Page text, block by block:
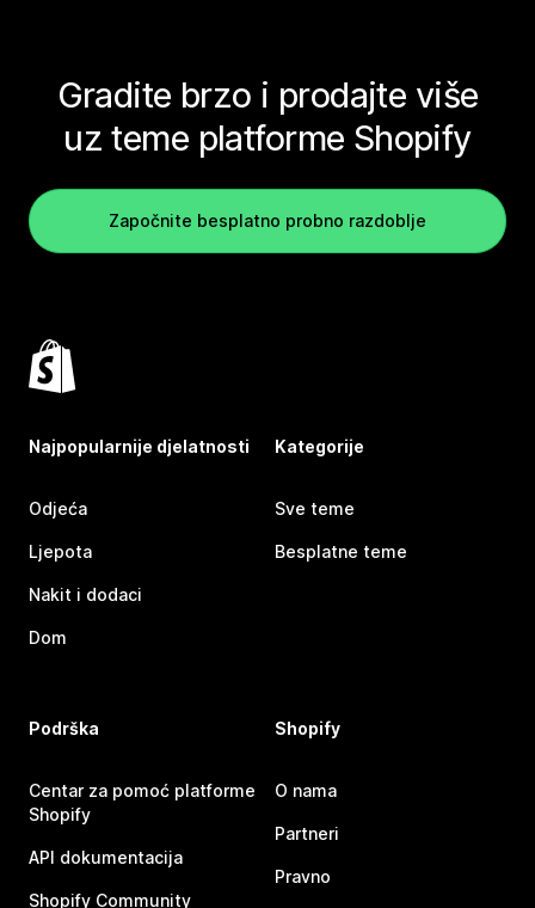
Gradite brzo i prodajte više
uz teme platforme Shopify
Započnite besplatno probno razdoblje
Najpopularnije djelatnosti
Odjeća
Ljepota
Nakit i dodaci
Dom
Kategorije
Sve teme
Besplatne teme
Podrška
Centar za pomoć platforme
Shopify
API dokumentacija
Shopify Community
Shopify
O nama
Partneri
Pravno